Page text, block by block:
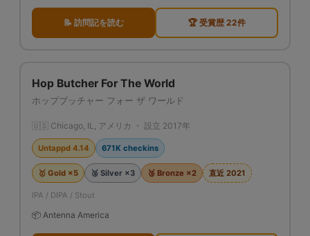
📝 訪問記を読む 🏆 受賞歴 22件
Hop Butcher For The World
ホップブッチャー フォー ザ ワールド
🇺🇸 Chicago, IL, アメリカ ・ 設立 2017年
Untappd 4.14 671K checkins
🥇 Gold ×5 🥈 Silver ×3 🥉 Bronze ×2 直近 2021
IPA / DIPA / Stout
📦 Antenna America